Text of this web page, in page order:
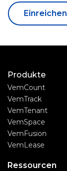
Produkte
VemCount
VemTrack
VemTenant
VemSpace
VemFusion
VemLease
Ressourcen